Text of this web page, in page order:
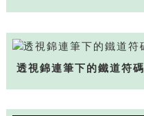
透視錦連筆下的鐵道符碼